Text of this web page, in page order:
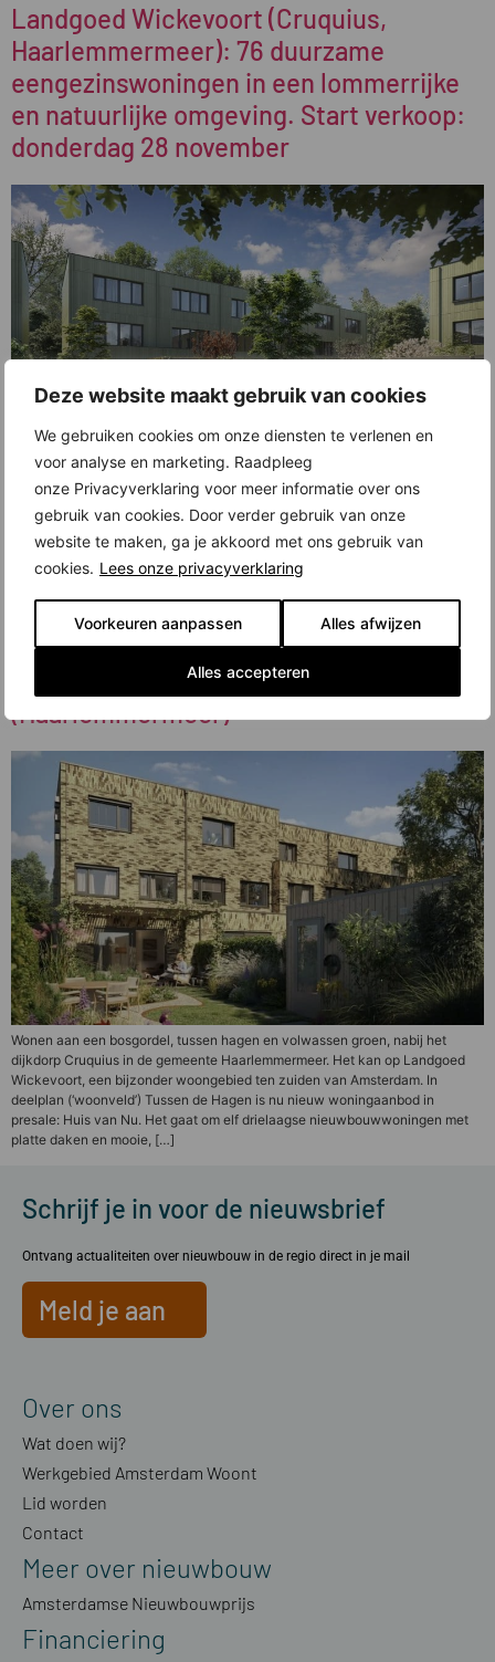
Deze website maakt gebruik van cookies
We gebruiken cookies om onze diensten te verlenen en
voor analyse en marketing. Raadpleeg
onze Privacyverklaring voor meer informatie over ons
gebruik van cookies. Door verder gebruik van onze
website te maken, ga je akkoord met ons gebruik van
cookies. Lees onze privacyverklaring
Voorkeuren aanpassen Alles afwijzen
Alles accepteren
Landgoed Wickevoort (Cruquius,
Haarlemmermeer): 76 duurzame
eengezinswoningen in een lommerrijke
en natuurlijke omgeving. Start verkoop:
donderdag 28 november
Wonen op een landgoed vol groen en volgroeide bomen. Het kan op
Landgoed Wickevoort ten zuiden van Amsterdam, nabij het dijkdorp
Cruquius in de gemeente Haarlemmermeer. Daar gaan donderdag 28
november 76 zeer duurzame eengezinswoningen met zonnige tuinen in
verkoop. De woningen zijn in houtskeletbouw gebouwd en hebben
woonoppervlaktes van circa 108 tot 133 vierkante […]
Huis van Nu in presale: wonen aan een
bosgordel en tussen volwassen bomen
op Landgoed Wickevoort
(Haarlemmermeer)
Wonen aan een bosgordel, tussen hagen en volwassen groen, nabij het
dijkdorp Cruquius in de gemeente Haarlemmermeer. Het kan op Landgoed
Wickevoort, een bijzonder woongebied ten zuiden van Amsterdam. In
deelplan (‘woonveld’) Tussen de Hagen is nu nieuw woningaanbod in
presale: Huis van Nu. Het gaat om elf drielaagse nieuwbouwwoningen met
platte daken en mooie, […]
Schrijf je in voor de nieuwsbrief
Ontvang actualiteiten over nieuwbouw in de regio direct in je mail
Meld je aan
Over ons
Wat doen wij?
Werkgebied Amsterdam Woont
Lid worden
Contact
Meer over nieuwbouw
Amsterdamse Nieuwbouwprijs
Financiering